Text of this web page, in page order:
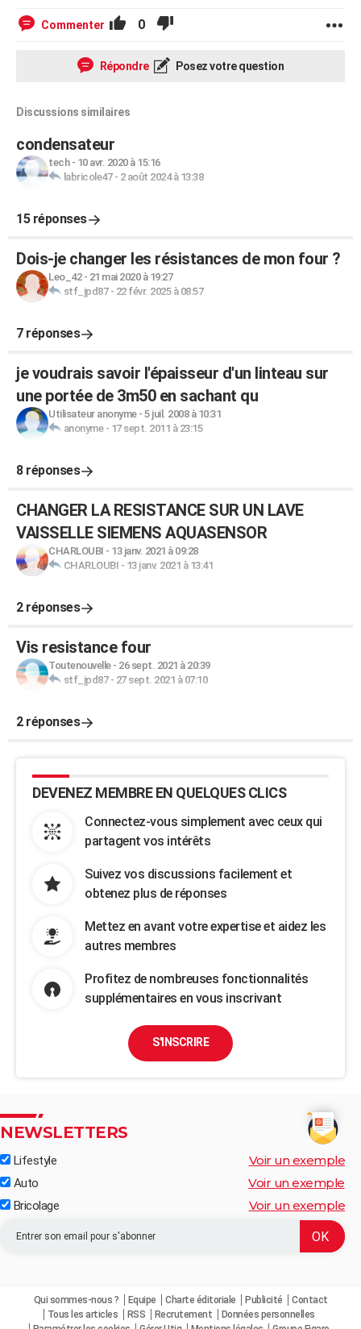
Commenter 0
Répondre Posez votre question
Discussions similaires
condensateur
tech- 10 avr. 2020 à 15:16
labricole47- 2 août 2024 à 13:38
15 réponses
Dois-je changer les résistances de mon four ?
Leo_42- 21 mai 2020 à 19:27
stf_jpd87- 22 févr. 2025 à 08:57
7 réponses
je voudrais savoir l'épaisseur d'un linteau sur
une portée de 3m50 en sachant qu
Utilisateur anonyme- 5 juil. 2008 à 10:31
anonyme- 17 sept. 2011 à 23:15
8 réponses
CHANGER LA RESISTANCE SUR UN LAVE
VAISSELLE SIEMENS AQUASENSOR
CHARLOUBI - 13 janv. 2021 à 09:28
CHARLOUBI - 13 janv. 2021 à 13:41
2 réponses
Vis resistance four
Toutenouvelle- 26 sept. 2021 à 20:39
stf_jpd87- 27 sept. 2021 à 07:10
2 réponses
DEVENEZ MEMBRE EN QUELQUES CLICS
Connectez-vous simplement avec ceux qui
partagent vos intérêts
Suivez vos discussions facilement et
obtenez plus de réponses
Mettez en avant votre expertise et aidez les
autres membres
Profitez de nombreuses fonctionnalités
supplémentaires en vous inscrivant
S'INSCRIRE
NEWSLETTERS
Lifestyle Voir un exemple
Auto Voir un exemple
Bricolage Voir un exemple
Qui sommes-nous ? Equipe Charte éditoriale Publicité
Contact
Tous les articles
RSS Recrutement
Données personnelles